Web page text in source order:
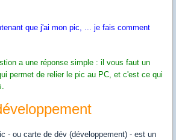
que j'ai mon pic, ... je fais comment
a une réponse simple : il vous faut un
permet de relier le pic au PC, et c'est ce qui
- ou carte de dév (développement) - est un